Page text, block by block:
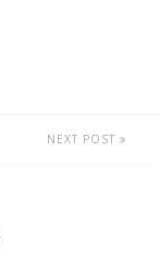
NEXT POST